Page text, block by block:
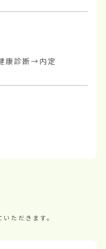
康診断→内定
ただきます。